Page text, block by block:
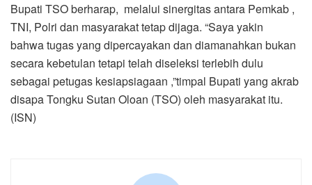
Bupati TSO berharap, melalui sinergitas antara Pemkab ,
TNI, Polri dan masyarakat tetap dijaga. “Saya yakin
bahwa tugas yang dipercayakan dan diamanahkan bukan
secara kebetulan tetapi telah diseleksi terlebih dulu
sebagai petugas kesiapsiagaan ,”timpal Bupati yang akrab
disapa Tongku Sutan Oloan (TSO) oleh masyarakat itu.
(ISN)